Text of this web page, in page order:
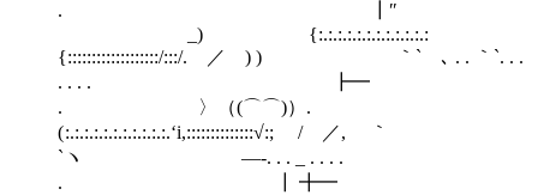
. ┃″
_) {:.:.:.:.:.:.:.:.:.:.:.:
{:::::::::::::::::::/:::/. ／ ) ) ｀` ､ . . ｀`. . .
. . . . ┣━
. 〉（(⌒⌒)）.
( :.:.:.:.:.:.:.:.:.:.:.‘i,::::::::::::::√:; / ／, ｀
`ヽ ―-. . . _ . . . .
. ┃ ╋━